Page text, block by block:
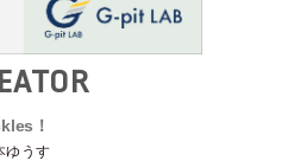
！
ゆうす